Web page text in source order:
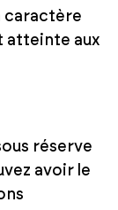
caractère
atteinte aux
réserve
avoir le